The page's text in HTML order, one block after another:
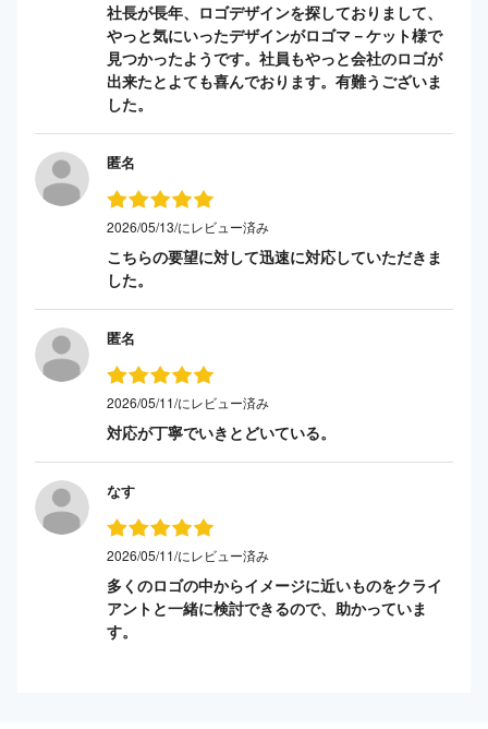
社長が長年、ロゴデザインを探しておりまして、
やっと気にいったデザインがロゴマ－ケット様で
見つかったようです。社員もやっと会社のロゴが
出来たとよても喜んでおります。有難うございま
した。
匿名
2026/05/13/にレビュー済み
こちらの要望に対して迅速に対応していただきま
した。
匿名
2026/05/11/にレビュー済み
対応が丁寧でいきとどいている。
なす
2026/05/11/にレビュー済み
多くのロゴの中からイメージに近いものをクライ
アントと一緒に検討できるので、助かっていま
す。